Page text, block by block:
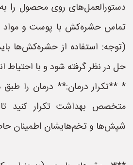
دستورالعمل‌های روی محصول را
تماس حشره‌کش با پوست و مواد
(توجه: استفاده از حشره‌کش‌ها
حل در نظر گرفته شود و با احتیاط
* **تکرار درمان:** درمان را
متخصص بهداشت تکرار کنید
شپش‌ها و تخم‌هایشان اطمینان